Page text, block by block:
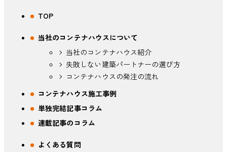
TOP
当社のコンテナハウスについて
当社のコンテナハウス紹介
失敗しない建築パートナーの選び方
コンテナハウスの発注の流れ
コンテナハウス施工事例
単独完結記事コラム
連載記事のコラム
よくある質問